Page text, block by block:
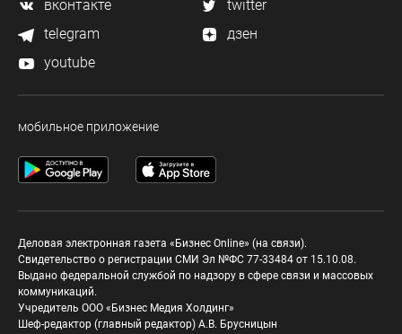
вконтакте
twitter
telegram
дзен
youtube
мобильное приложение
Деловая электронная газета «Бизнес Online» (на связи).
Свидетельство о регистрации СМИ Эл №ФС 77-33484 от 15.10.08.
Выдано федеральной службой по надзору в сфере связи и массовых
коммуникаций.
Учредитель ООО «Бизнес Медия Холдинг»
Шеф-редактор (главный редактор) А.В. Брусницын